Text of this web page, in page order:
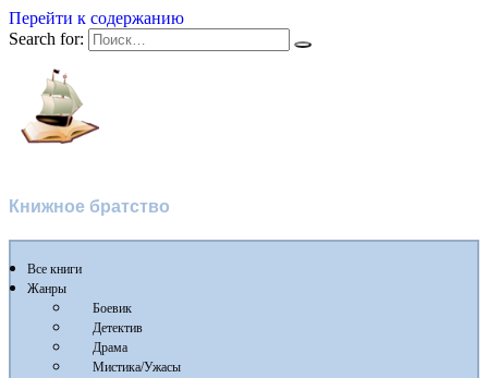
Перейти к содержанию
Search for:
Книжное братство
Все книги
Жанры
Боевик
Детектив
Драма
Мистика/Ужасы